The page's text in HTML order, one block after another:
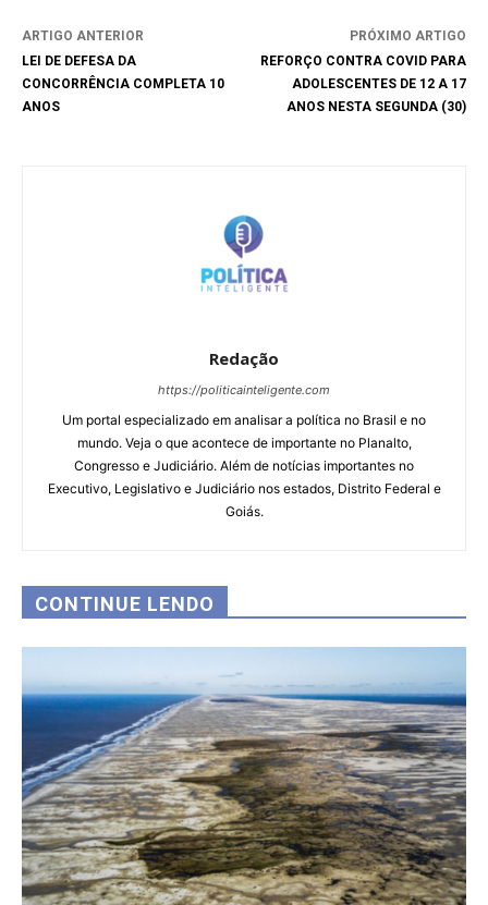
ARTIGO ANTERIOR
LEI DE DEFESA DA
CONCORRÊNCIA COMPLETA 10
ANOS
PRÓXIMO ARTIGO
REFORÇO CONTRA COVID PARA
ADOLESCENTES DE 12 A 17
ANOS NESTA SEGUNDA (30)
Redação
https://politicainteligente.com
Um portal especializado em analisar a política no Brasil e no
mundo. Veja o que acontece de importante no Planalto,
Congresso e Judiciário. Além de notícias importantes no
Executivo, Legislativo e Judiciário nos estados, Distrito Federal e
Goiás.
CONTINUE LENDO